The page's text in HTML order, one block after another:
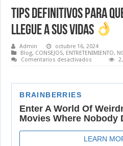
TIPS DEFINITIVOS Para
Llegue a Sus Vidas
Admin
octubre 16, 2024
Blog, CONSEJOS, ENTRETENIMIENTO,
Comentarios desactivados
no
Llegue
a
Vidas